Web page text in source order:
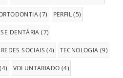
(7) PERFIL(5)
DENTÁRIA (7)
REDES SOCIAIS (4) TECNOLOGIA (9)
(4) VOLUNTARIADO (4)